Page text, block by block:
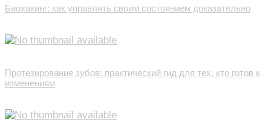
Биохакинг: как управлять своим состоянием доказательно
Протезирование зубов: практический гид для тех, кто готов к
изменениям